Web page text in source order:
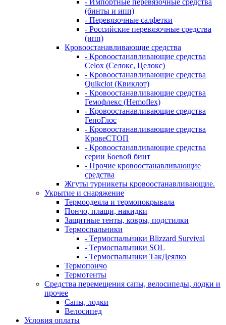
- Импортные перевязочные средства
(бинты и ипп)
- Перевязочные салфетки
- Российские перевязочные средства
(ипп)
Кровоостанавливающие средства
- Кровоостанавливающие средства
Celox (Селокс, Целокс)
- Кровоостанавливающие средства
Quikclot (Квиклот)
- Кровоостанавливающие средства
Гемофлекс (Hemoflex)
- Кровоостанавливающие средства
ГепоГлос
- Кровоостанавливающие средства
КровеСТОП
- Кровоостанавливающие средства
серии Боевой бинт
- Прочие кровоостанавливающие
средства
Жгуты турникеты кровоостанавливающие.
Укрытие и снаряжение
Термоодеяла и термопокрывала
Пончо, плащи, накидки
Защитные тенты, ковры, подстилки
Термоспальники
- Термоспальники Blizzard Survival
- Термоспальники SOL
- Термоспальники ТакДеялко
Термопончо
Термотенты
Средства перемещения сапы, велосипеды, лодки и
прочее
Сапы, лодки
Велосипед
Условия оплаты